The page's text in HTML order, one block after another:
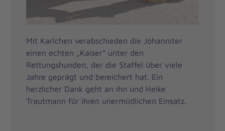
Mit Karlchen verabschieden die Johanniter
einen echten „Kaiser“ unter den
Rettungshunden, der die Staffel über viele
Jahre geprägt und bereichert hat. Ein
herzlicher Dank geht an ihn und Heike
Trautmann für ihren unermüdlichen Einsatz.